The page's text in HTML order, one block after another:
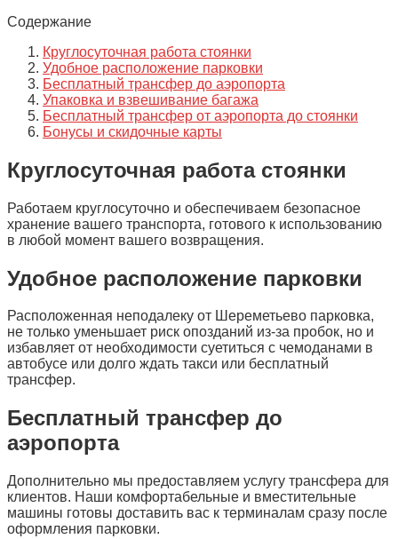
Содержание
Круглосуточная работа стоянки
Удобное расположение парковки
Бесплатный трансфер до аэропорта
Упаковка и взвешивание багажа
Бесплатный трансфер от аэропорта до стоянки
Бонусы и скидочные карты
Круглосуточная работа стоянки
Работаем круглосуточно и обеспечиваем безопасное
хранение вашего транспорта, готового к использованию
в любой момент вашего возвращения.
Удобное расположение парковки
Расположенная неподалеку от Шереметьево парковка,
не только уменьшает риск опозданий из-за пробок, но и
избавляет от необходимости суетиться с чемоданами в
автобусе или долго ждать такси или бесплатный
трансфер.
Бесплатный трансфер до
аэропорта
Дополнительно мы предоставляем услугу трансфера для
клиентов. Наши комфортабельные и вместительные
машины готовы доставить вас к терминалам сразу после
оформления парковки.